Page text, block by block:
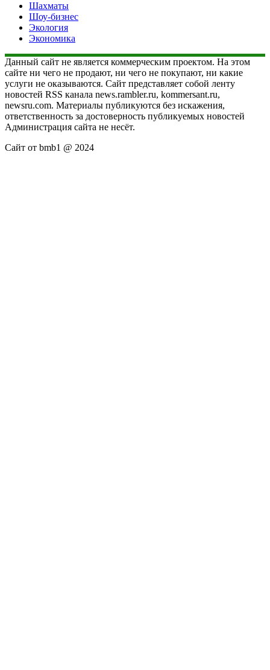
Шахматы
Шоу-бизнес
Экология
Экономика
Данный сайт не является коммерческим проектом. На этом
сайте ни чего не продают, ни чего не покупают, ни какие
услуги не оказываются. Сайт представляет собой ленту
новостей RSS канала news.rambler.ru, kommersant.ru,
newsru.com. Материалы публикуются без искажения,
ответственность за достоверность публикуемых новостей
Администрация сайта не несёт.
Сайт от bmb1 @ 2024